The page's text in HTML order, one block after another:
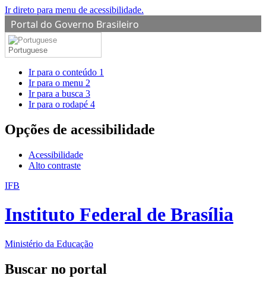
Ir direto para menu de acessibilidade.
Portal do Governo Brasileiro
Portuguese
Ir para o conteúdo 1
Ir para o menu 2
Ir para a busca 3
Ir para o rodapé 4
Opções de acessibilidade
Acessibilidade
Alto contraste
IFB
Instituto Federal de Brasília
Ministério da Educação
Buscar no portal